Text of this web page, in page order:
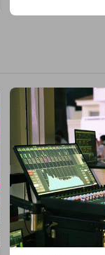
造